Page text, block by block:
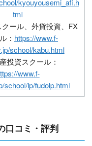
kyouyousemi_afi.h
tml
クール、外貨投資、FX
： https://www.f-
school/kabu.html
投資スクール：
www.f-
school/lp/fudolp.html
口コミ・評判